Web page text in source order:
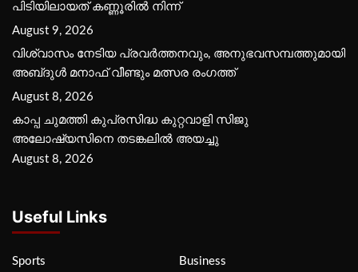
പിടിയിലായത് കണ്ണൂരിൽ നിന്ന്
August 9, 2026
വിശ്വാസം നേടിയ പ്രവർത്തനവും, അനുഭവസമ്പത്തുമായി
അബ്‌ദുൾ മനാഫ് വീണ്ടും മത്സര രംഗത്ത്
August 8, 2026
കാപ്പ ചുമത്തി കുപ്രസിദ്ധ കുറ്റവാളി സിജു
അലോഷ്യസിനെ തടങ്കലിൽ അയച്ചു
August 8, 2026
Useful Links
Sports Business